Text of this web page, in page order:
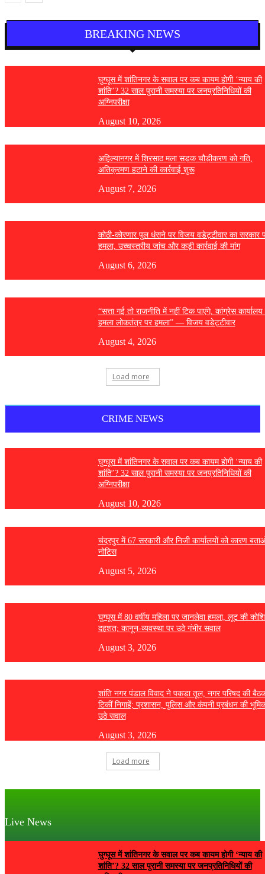
BREAKING NEWS
घुग्घूस में शांतिनगर के सवाल पर कब कायम होगी ‘न्याय की
शांति’? 32 साल पुरानी समस्या पर जनप्रतिनिधियों की
अग्निपरीक्षा
August 10, 2026
अहिल्यानगर में शिरसाठ मला सड़क चौड़ीकरण को गति,
अतिक्रमण हटाने की कार्रवाई शुरू
August 7, 2026
कोठी-कोरणार पुल धंसने पर विजय वडेट्टीवार का सरकार
हमला, उच्चस्तरीय जांच और कड़ी कार्रवाई की मांग
August 6, 2026
“सत्ता गई तो राजनीति में नहीं टिक पाएंगे, कांग्रेस कार्यालय
हमला लोकतंत्र पर हमला” — विजय वडेट्टीवार
August 4, 2026
Load more
CRIME NEWS
घुग्घूस में शांतिनगर के सवाल पर कब कायम होगी ‘न्याय की
शांति’? 32 साल पुरानी समस्या पर जनप्रतिनिधियों की
अग्निपरीक्षा
August 10, 2026
चंद्रपुर में 67 सरकारी और निजी कार्यालयों को कारण
नोटिस
August 5, 2026
घुग्घूस में 80 वर्षीय महिला पर जानलेवा हमला, लूट की
दहशत; कानून-व्यवस्था पर उठे गंभीर सवाल
August 3, 2026
शांति नगर पंडाल विवाद ने पकड़ा तूल, नगर परिषद की
टिकीं निगाहें; प्रशासन, पुलिस और कंपनी प्रबंधन की
उठे सवाल
August 3, 2026
Load more
Live News
घुग्घूस में शांतिनगर के सवाल पर कब कायम होगी ‘न्याय की
शांति’? 32 साल पुरानी समस्या पर जनप्रतिनिधियों की